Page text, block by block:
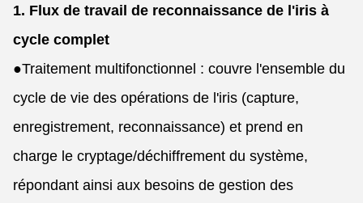
1. Flux de travail de reconnaissance de l'iris à
cycle complet
●Traitement multifonctionnel : couvre l'ensemble du
cycle de vie des opérations de l'iris (capture,
enregistrement, reconnaissance) et prend en
charge le cryptage/déchiffrement du système,
répondant ainsi aux besoins de gestion des